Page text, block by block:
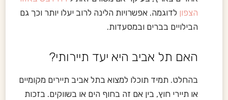
הצפון לדוגמה. אפשרויות הלינה לרוב יעלו יותר וכך גם
הבילויים בברים ובמסעדות.
האם תל אביב היא יעד תיירותי?
בהחלט. תמיד תוכלו למצוא בתל אביב תיירים מקומיים
או תיירי חוץ, בין אם זה בחוף הים או בשווקים. בזכות